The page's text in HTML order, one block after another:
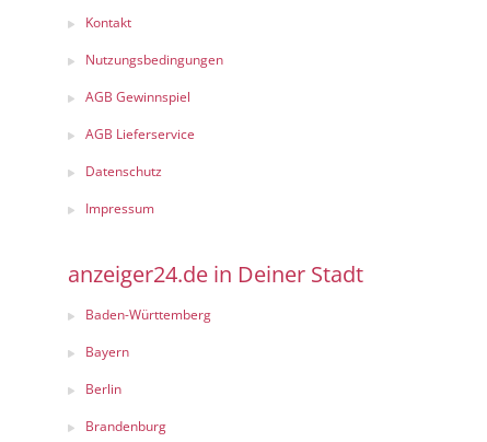
Kontakt
Nutzungsbedingungen
AGB Gewinnspiel
AGB Lieferservice
Datenschutz
Impressum
anzeiger24.de in Deiner Stadt
Baden-Württemberg
Bayern
Berlin
Brandenburg